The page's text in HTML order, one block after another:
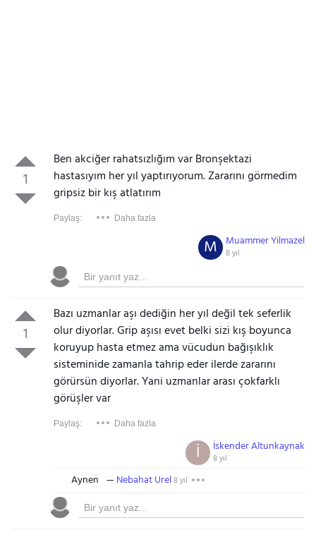
1
Ben akciğer rahatsızlığım var Bronşektazi
hastasıyım her yıl yaptırıyorum. Zararını görmedim
gripsiz bir kış atlatırım
Paylaş: Daha fazla
Muammer Yilmazel
8 yıl
M
1
Bazı uzmanlar aşı dediğin her yıl değil tek seferlik
olur diyorlar. Grip aşısı evet belki sizi kış boyunca
koruyup hasta etmez ama vücudun bağışıklık
sisteminide zamanla tahrip eder ilerde zararını
görürsün diyorlar. Yani uzmanlar arası çokfarklı
görüşler var
Paylaş: Daha fazla
İskender Altunkaynak
8 yıl
İ
Aynen Nebahat Urel8 yıl